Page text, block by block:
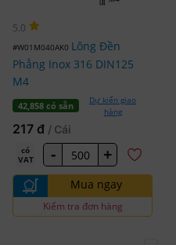
5.0
#W01M040AK0 Lông Đền
Phẳng Inox 316 DIN125
M4
42,858 có sẵn
Dự kiến giao
hàng
217 đ / Cái
có
VAT
- +
Mua ngay
Kiểm tra đơn hàng